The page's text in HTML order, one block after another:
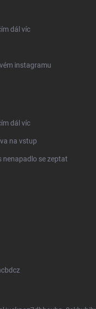
dál víc
instagramu
dál víc
na vstup
nenapadlo se zeptat